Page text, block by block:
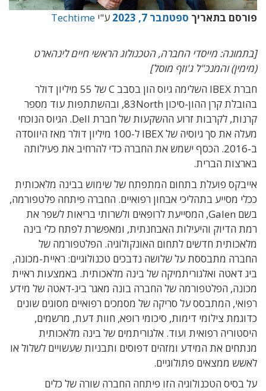
פורסם בתאריך ספטמבר 7, 2023 ע"י Techtime
[בתמונה: מייסדי החברה, הטכנולוג הראשי חיים לינהארט
(מימין) והמנכ"ל ג'וזף מוסל]
חברת IBEX השלימה גיוס הון בסבב C של 55 מיליון דולר
בהובלת קרן ההון-סיכון 83North, ובהשתתפות עוד מספר
קרנות, לקרבות זרוע ההשקעות של חברת Dell. הגיוס הנוכחי
מעלה את סך גיוסיה של IBEX ל-100 מיליון דולר מאז היווסדה
ב-2016. הכסף ישמש את החברה כדי להרחיב את פעילותה
בארצות הברית.
אייבקס פועלת בתחום המתפתח של שימוש בבינה מלאכותית
ככלי מסייע בתהליכי אבחון רפואיים. החברה פיתחה פלטפורמה,
בשם Galen, המסייעת לרופאים ולשרותי בריאות לשפר את
רמת הדיוק והיעילות האבחנתית, ומאפשרת לפתח כלי בינה
מלאכותית חדשים לתחום האונקולוגיה. הפלטפורמה של
החברה מתבססת על שלושה נדבכים טכנולוגיים: ראיית-מכונה,
ביג דאטה ואלגוריתמיקה של בינה מלאכותית. באמצעות ראיית
מכונה, הפלטפורמה של החברה בונה מאגר ביג-דאטה של מידע
רפואי, המתבסס על סריקה של מסמכים רפואיים מסוגים שונים
כדוגמת צילומי דימות, סיכומי רופא, חוות דעת, מרשמים,
היסטוריה רפואית ועוד. אלגוריתמים של בינה מלאכותית
מנתחים את המידע ומזהים דפוסים ותבניות שעשויים לשלול או
לאשש ממצאים פתולוגיים.
על בסיס הטכנולוגיה הזו פיתחה החברה שורה של כלים